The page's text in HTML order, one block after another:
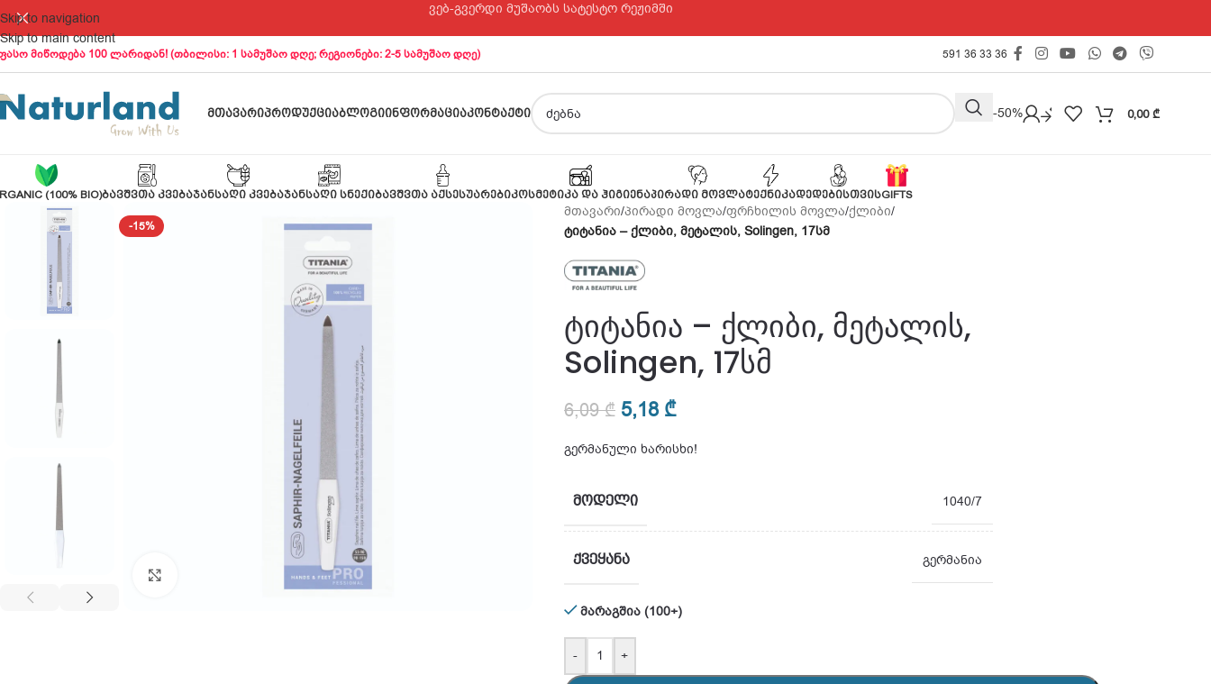
Skip to navigation
Skip to main content
ვებ-გვერდი მუშაობს სატესტო რეჟიმში
მიწოდება 100 ლარიდან! (თბილისი: 1 სამუშაო დღე; რეგიონები: 2-5 სამუშაო დღე) 591 36 33 36
ᲛᲗᲐᲕᲐᲠᲘᲞᲠᲝᲓᲣᲥᲪᲘᲐᲑᲚᲝᲒᲘᲘᲜᲤᲝᲠᲛᲐᲪᲘᲐᲙᲝᲜᲢᲐᲥᲢᲘ Outlet -50% 0,00 ₾
(100% BIO)ᲑᲐᲕᲨᲕᲗᲐ ᲙᲕᲔᲑᲐᲯᲐᲜᲡᲐᲦᲘ ᲙᲕᲔᲑᲐᲯᲐᲜᲡᲐᲦᲘ ᲡᲜᲔᲥᲘᲑᲐᲕᲨᲕᲗᲐ ᲐᲥᲡᲔᲡᲣᲐᲠᲔᲑᲘᲙᲝᲡᲛᲔᲢᲘᲙᲐ ᲓᲐ ᲰᲘᲒᲘᲔᲜᲐᲞᲘᲠᲐᲓᲘ ᲛᲝᲕᲚᲐᲢᲔᲥᲜᲘᲙᲐᲓᲔᲓᲔᲑᲘᲡᲗᲕᲘᲡGIFTS
-15%
მთავარი/პირადი მოვლა/ფრჩხილის მოვლა/ქლიბი/
ტიტანია – ქლიბი, მეტალის, Solingen, 17სმ
ტიტანია – ქლიბი, მეტალის,
Solingen, 17სმ
6,09₾ 5,18 ₾
გერმანული ხარისხი!
ᲛᲝᲓᲔᲚᲘ 1040/7
ᲥᲕᲔᲧᲐᲜᲐ გერმანია
მარაგშია (100+)
- +